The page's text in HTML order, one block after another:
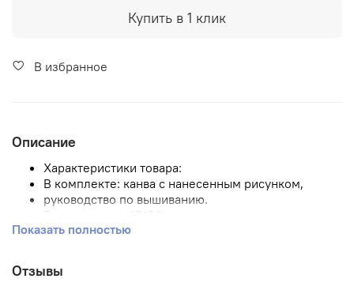
Купить в 1 клик
В избранное
Описание
Характеристики товара:
В комплекте: канва с нанесенным рисунком,
руководство по вышиванию.
Размер канвы 45*60 см.
Размер рисунка
Вышивка: полная
Показать полностью
Отзывы